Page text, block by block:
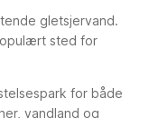
gletsjervand.
sted for
for både
vandland og